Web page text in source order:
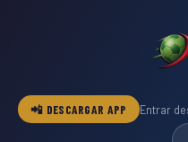
📲 DESCARGAR APP Entrar